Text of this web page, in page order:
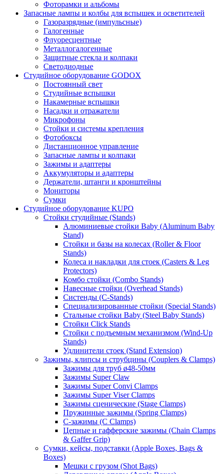
Фоторамки и альбомы
Запасные лампы и колбы для вспышек и осветителей
Газоразрядные (импульсные)
Галогенные
Флуоресцентные
Металлогалогенные
Защитные стекла и колпаки
Светодиодные
Студийное оборудование GODOX
Постоянный свет
Студийные вспышки
Накамерные вспышки
Насадки и отражатели
Микрофоны
Стойки и системы крепления
Фотобоксы
Дистанционное управление
Запасные лампы и колпаки
Зажимы и адаптеры
Аккумуляторы и адаптеры
Держатели, штанги и кронштейны
Мониторы
Сумки
Студийное оборудование KUPO
Стойки студийные (Stands)
Алюминиевые стойки Baby (Aluminum Baby
Stand)
Стойки и базы на колесах (Roller & Floor
Stands)
Колеса и накладки для стоек (Casters & Leg
Protectors)
Комбо стойки (Combo Stands)
Навесные стойки (Overhead Stands)
Систенды (C-Stands)
Специализированные стойки (Special Stands)
Стальные стойки Baby (Steel Baby Stands)
Стойки Click Stands
Стойки с подъемным механизмом (Wind-Up
Stands)
Удлинители стоек (Stand Extension)
Зажимы, клипсы и струбцины (Couplers & Clamps)
Зажимы для труб ø48-50мм
Зажимы Super Claw
Зажимы Super Convi Clamps
Зажимы Super Viser Clamps
Зажимы сценические (Stage Clamps)
Пружинные зажимы (Spring Clamps)
С-зажимы (C Clamps)
Цепные и гафферские зажимы (Chain Clamps
& Gaffer Grip)
Сумки, кейсы, подставки (Apple Boxes, Bags &
Boxes)
Мешки с грузом (Shot Bags)